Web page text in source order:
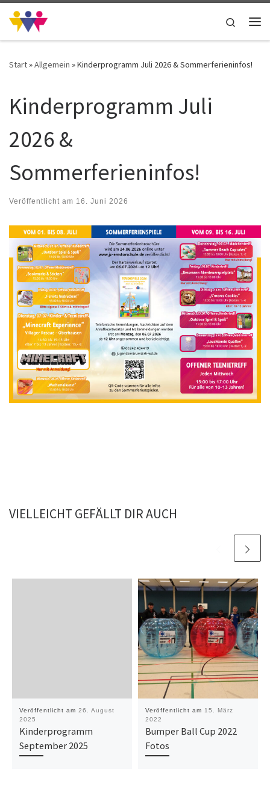
Zum Inhalt springen
Search
Start»Allgemein »Kinderprogramm Juli 2026 & Sommerferieninfos!
Kinderprogramm Juli
2026 &
Sommerferieninfos!
Veröffentlicht am 16. Juni 2026
VIELLEICHT GEFÄLLT DIR AUCH
Veröffentlicht am 26. August
2025
Kinderprogramm
September 2025
Veröffentlicht am 15. März
2022
Bumper Ball Cup 2022
Fotos